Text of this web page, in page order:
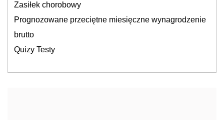
Zasiłek chorobowy
Prognozowane przeciętne miesięczne wynagrodzenie
brutto
Quizy Testy